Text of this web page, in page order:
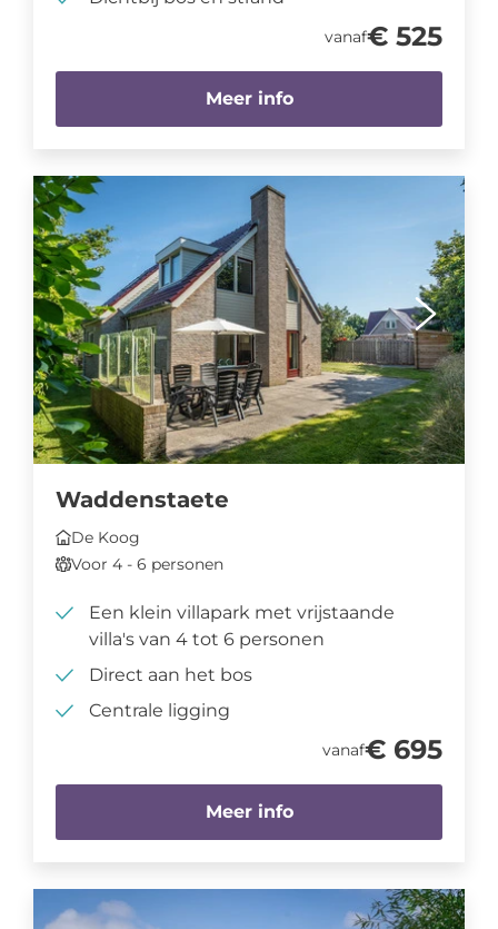
vanaf€ 525
Meer info
Waddenstaete
De Koog
Voor 4 - 6 personen
Een klein villapark met vrijstaande
villa's van 4 tot 6 personen
Direct aan het bos
Centrale ligging
vanaf€ 695
Meer info